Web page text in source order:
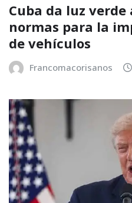
Cuba da luz verde
normas para la
de vehículos
Francomacorisanos